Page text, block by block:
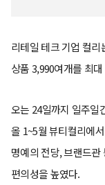
리테일 테크 기업 컬
상품 3,990여개를 최
오는 24일까지 일주일
올 1~5월 뷰티컬리에
명예의 전당, 브랜드
편의성을 높였다.